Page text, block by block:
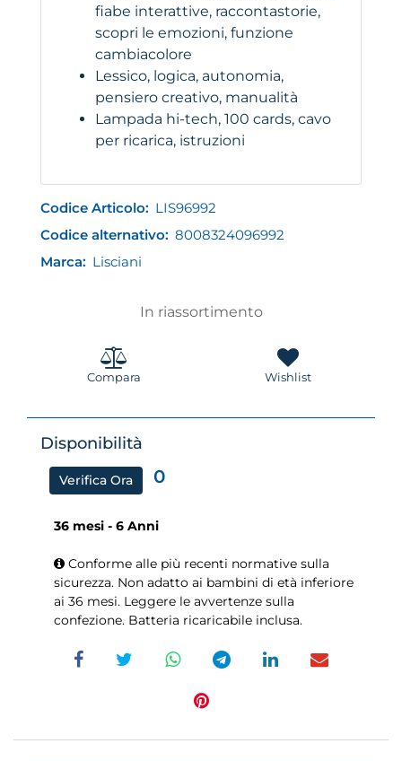
fiabe interattive, raccontastorie,
scopri le emozioni, funzione
cambiacolore
Lessico, logica, autonomia,
pensiero creativo, manualità
Lampada hi-tech, 100 cards, cavo
per ricarica, istruzioni
Codice Articolo: LIS96992
Codice alternativo: 8008324096992
Marca: Lisciani
In riassortimento
Compara Wishlist
Disponibilità
Verifica Ora 0
36 mesi - 6 Anni
Conforme alle più recenti normative sulla
sicurezza. Non adatto ai bambini di età inferiore
ai 36 mesi. Leggere le avvertenze sulla
confezione. Batteria ricaricabile inclusa.